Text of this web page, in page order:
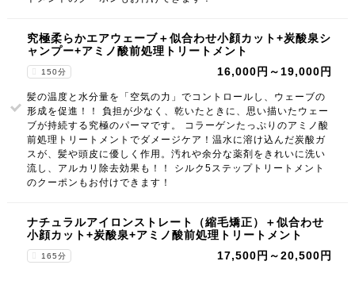
究極柔らかエアウェーブ＋似合わせ小顔カット+炭酸泉シ
ャンプー+アミノ酸前処理トリートメント
150分 16,000円～19,000円
髪の温度と水分量を「空気の力」でコントロールし、ウェーブの
形成を促進！！ 負担が少なく、乾いたときに、思い描いたウェー
ブが持続する究極のパーマです。 コラーゲンたっぷりのアミノ酸
前処理トリートメントでダメージケア！温水に溶け込んだ炭酸ガ
スが、髪や頭皮に優しく作用。汚れや余分な薬剤をきれいに洗い
流し、アルカリ除去効果も！！ シルク5ステップトリートメント
のクーポンもお付けできます！
ナチュラルアイロンストレート（縮毛矯正）＋似合わせ
小顔カット+炭酸泉+アミノ酸前処理トリートメント
165分 17,500円～20,500円